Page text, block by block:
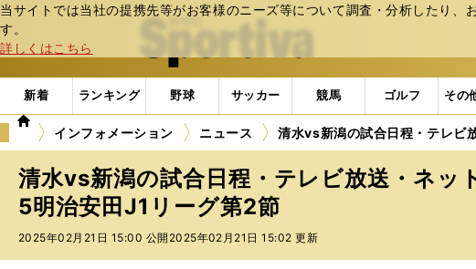
当サイトでは当社の提携先等がお客様のニーズ等について調査・分析したり
す。
詳しくはこちら
web Sportiva (webスポルティーバ)
新着 ランキング 野球 サッカー 競馬 ゴルフ その
we
ポ
ル
テ
ィ
ー
インフォメーション ニュース 清水vs新潟の試合日程・テレビ
清水vs新潟の試合日程・テレビ放送・ネッ
5明治安田J1リーグ第2節
2025年02月21日 15:00 公開 2025年02月21日 15:02 更新